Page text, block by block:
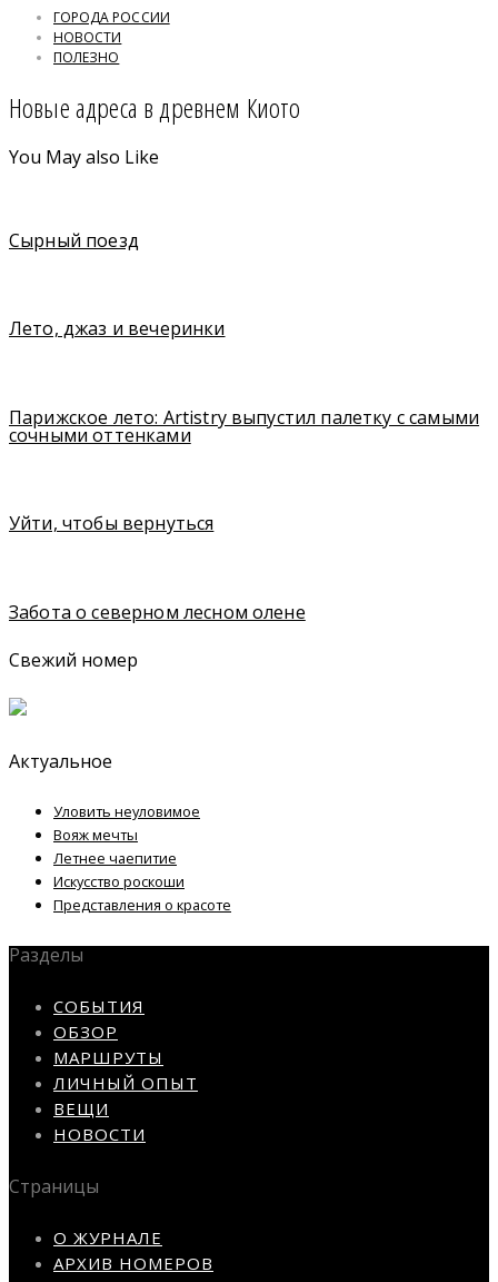
ГОРОДА РОССИИ
НОВОСТИ
ПОЛЕЗНО
Новые адреса в древнем Киото
You May also Like
Сырный поезд
Лето, джаз и вечеринки
Парижское лето: Artistry выпустил палетку с самыми
сочными оттенками
Уйти, чтобы вернуться
Забота о северном лесном олене
Свежий номер
Актуальное
Уловить неуловимое
Вояж мечты
Летнее чаепитие
Искусство роскоши
Представления о красоте
Разделы
СОБЫТИЯ
ОБЗОР
МАРШРУТЫ
ЛИЧНЫЙ ОПЫТ
ВЕЩИ
НОВОСТИ
Страницы
О ЖУРНАЛЕ
АРХИВ НОМЕРОВ